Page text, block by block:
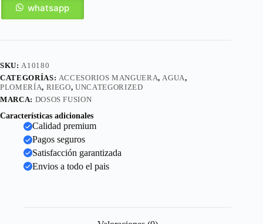
whatsapp
SKU:A10180
CATEGORÍAS: ACCESORIOS MANGUERA,AGUA,
PLOMERÍA, RIEGO,UNCATEGORIZED
MARCA: DOSOS FUSION
Características adicionales
Calidad premium
Pagos seguros
Satisfacción garantizada
Envios a todo el pais